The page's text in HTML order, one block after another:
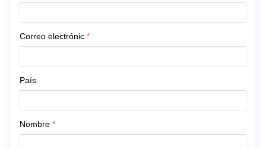
Correo electrónic *
País
Nombre *